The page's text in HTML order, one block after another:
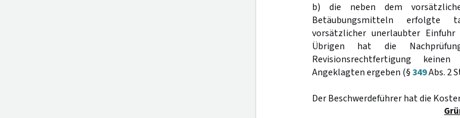
b) die neben dem
Betäubungsmitteln erfolgte
vorsätzlicher unerlaubter
Übrigen hat die
Revisionsrechtfertigung
Angeklagten ergeben (§349Abs. 2
Der Beschwerdeführer hat die